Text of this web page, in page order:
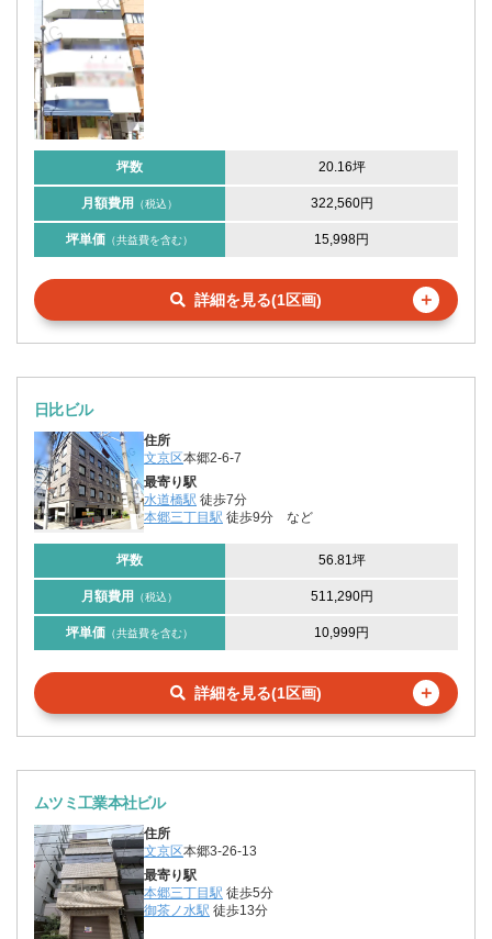
坪数 20.16坪
月額費用 （税込） 322,560円
坪単価 （共益費を含む） 15,998円
詳細を見る(1区画) ＋
日比ビル
住所
文京区本郷2-6-7
最寄り駅
水道橋駅 徒歩7分
本郷三丁目駅 徒歩9分 など
坪数 56.81坪
月額費用 （税込） 511,290円
坪単価 （共益費を含む） 10,999円
詳細を見る(1区画) ＋
ムツミ工業本社ビル
住所
文京区本郷3-26-13
最寄り駅
本郷三丁目駅 徒歩5分
御茶ノ水駅 徒歩13分